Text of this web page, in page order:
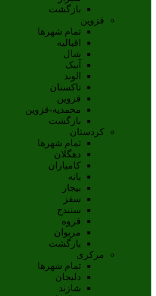
بازگشت
قزوین
تمام شهر‌ها
اقبالیه
شال
آبيک
الوند
تاکستان
قزوين
محمديه-قزوين
بازگشت
کردستان
تمام شهر‌ها
دهگلان
کامیاران
بانه
بيجار
سقز
سنندج
قروه
مريوان
بازگشت
مرکزی
تمام شهر‌ها
دلیجان
شازند